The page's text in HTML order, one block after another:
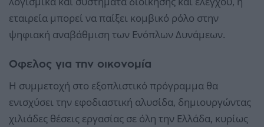
εταιρεία μπορεί να παίξει κομβικό ρόλο στην
ψηφιακή αναβάθμιση των Ενόπλων Δυνάμεων.
Οφελος για την οικονομία
Η συμμετοχή στο εξοπλιστικό πρόγραμμα θα
ενισχύσει την εφοδιαστική αλυσίδα, δημιουργώντας
χιλιάδες θέσεις εργασίας σε όλη την Ελλάδα, κυρίως